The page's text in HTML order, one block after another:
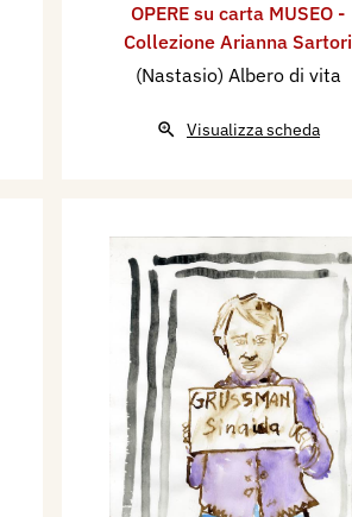
OPERE su carta MUSEO -
Collezione Arianna Sartori
(Nastasio) Albero di vita
Visualizza scheda